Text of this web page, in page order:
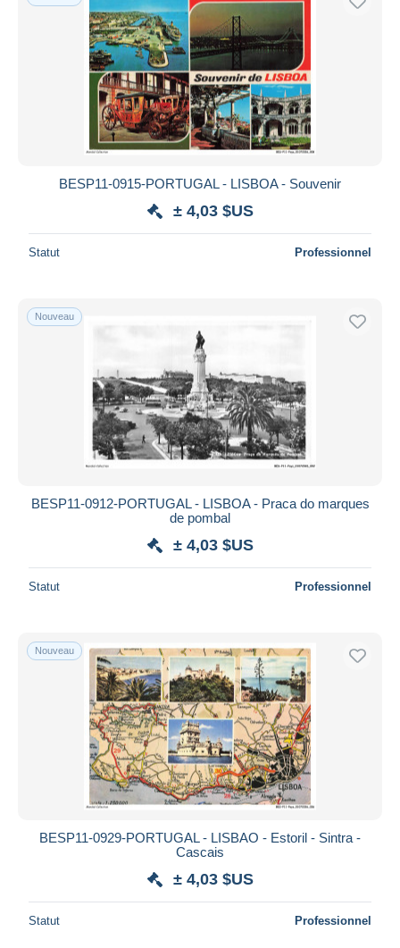
BESP11-0915-PORTUGAL - LISBOA - Souvenir
± 4,03 $US
Statut Professionnel
Nouveau
BESP11-0912-PORTUGAL - LISBOA - Praca do marques
de pombal
± 4,03 $US
Statut Professionnel
Nouveau
BESP11-0929-PORTUGAL - LISBAO - Estoril - Sintra -
Cascais
± 4,03 $US
Statut Professionnel